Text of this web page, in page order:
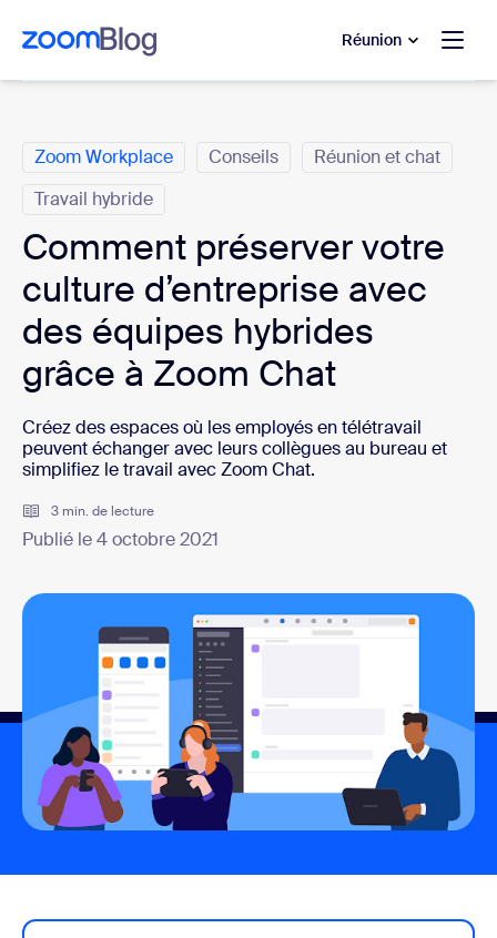
contenu principal
au chat d’aide
Réunion
Zoom Workplace Conseils
Réunion et chat
Travail hybride
Comment préserver votre
culture d’entreprise avec
des équipes hybrides
grâce à Zoom Chat
Créez des espaces où les employés en télétravail
peuvent échanger avec leurs collègues au bureau et
simplifiez le travail avec Zoom Chat.
3 min. de lecture
Publié le 4 octobre 2021